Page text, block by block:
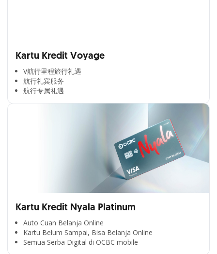
Kartu Kredit Voyage
V航行里程旅行礼遇
航行礼宾服务
航行专属礼遇
Kartu Kredit Nyala Platinum
Auto Cuan Belanja Online
Kartu Belum Sampai, Bisa Belanja Online
Semua Serba Digital di OCBC mobile